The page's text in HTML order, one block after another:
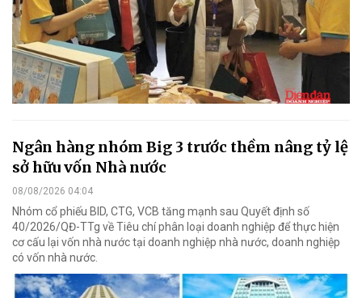
Ngân hàng nhóm Big 3 trước thềm nâng tỷ lệ
sở hữu vốn Nhà nước
08/08/2026 04:04
Nhóm cổ phiếu BID, CTG, VCB tăng mạnh sau Quyết định số
40/2026/QĐ-TTg về Tiêu chí phân loại doanh nghiệp để thực hiện
cơ cấu lại vốn nhà nước tại doanh nghiệp nhà nước, doanh nghiệp
có vốn nhà nước.